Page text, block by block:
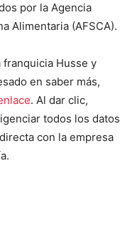
por la Agencia
Alimentaria (AFSCA).
Husse y
en saber más,
. Al dar clic,
todos los datos
con la empresa